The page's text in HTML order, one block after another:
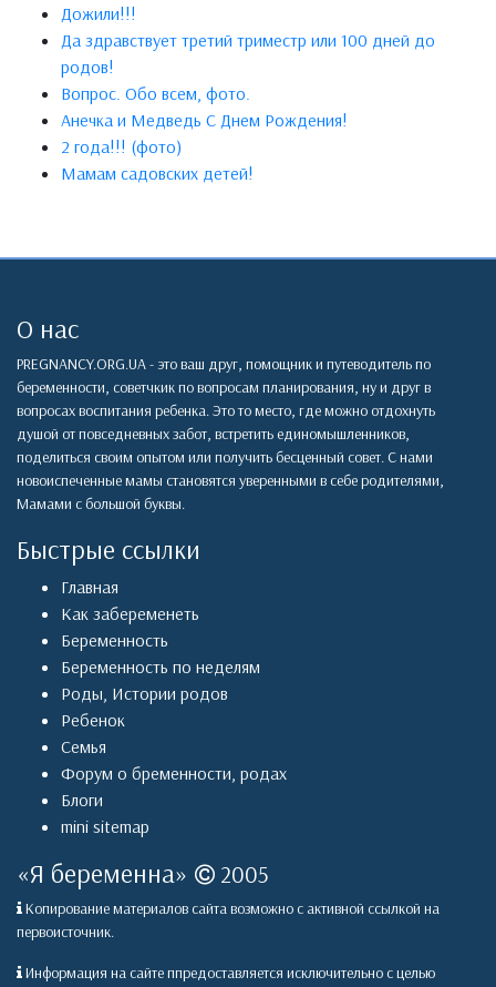
Дожили!!!
Да здравствует третий триместр или 100 дней до
родов!
Вопрос. Обо всем, фото.
Анечка и Медведь С Днем Рождения!
2 года!!! (фото)
Мамам садовских детей!
О нас
PREGNANCY.ORG.UA - это ваш друг, помощник и путеводитель по
беременности, советчкик по вопросам планирования, ну и друг в
вопросах воспитания ребенка. Это то место, где можно отдохнуть
душой от повседневных забот, встретить единомышленников,
поделиться своим опытом или получить бесценный совет. С нами
новоиспеченные мамы становятся уверенными в себе родителями,
Мамами с большой буквы.
Быстрые ссылки
Главная
Как забеременеть
Беременность
Беременность по неделям
Роды, Истории родов
Ребенок
Семья
Форум о бременности, родах
Блоги
mini sitemap
«Я беременна» 2005
Копирование материалов сайта возможно с активной ссылкой на
первоисточник.
Информация на сайте ппредоставляется исключительно с целью